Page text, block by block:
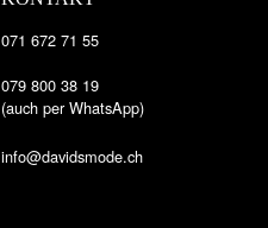
071 672 71 55
079 800 38 19
(auch per WhatsApp)
info@davidsmode.ch